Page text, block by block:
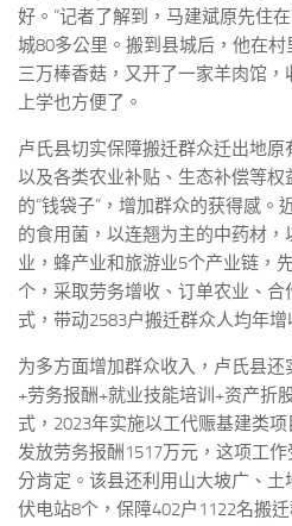
好。”记者了解到，马建斌原先住
城80多公里。搬到县城后，他在
三万棒香菇，又开了一家羊肉馆
上学也方便了。
卢氏县切实保障搬迁群众迁出地
以及各类农业补贴、生态补偿等
的“钱袋子”，增加群众的获得感。
的食用菌，以连翘为主的中药材
业，蜂产业和旅游业5个产业链，
个，采取劳务增收、订单农业、合
式，带动2583户搬迁群众人均年增
为多方面增加群众收入，卢氏县还
+劳务报酬+就业技能培训+资产折
式，2023年实施以工代赈基建类
发放劳务报酬1517万元，这项工
分肯定。该县还利用山大坡广、
伏电站8个，保障402户1122名搬